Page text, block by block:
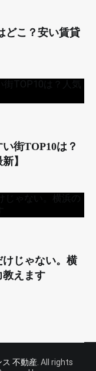
どこ？安い賃貸
街TOP10は？
】
じゃない。横
教えます
不動産 . All rights